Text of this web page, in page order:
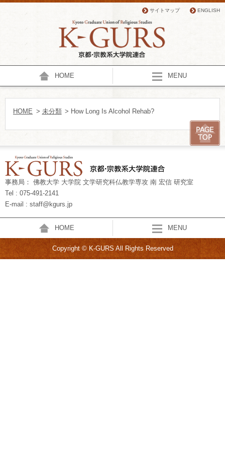
サイトマップ ENGLISH
HOME MENU
HOME > 未分類 > How Long Is Alcohol Rehab?
事務局： 佛教大学 大学院 文学研究科仏教学専攻 南 宏信 研究室
Tel : 075-491-2141
E-mail : staff@kgurs.jp
HOME MENU
Copyright © K-GURS All Rights Reserved